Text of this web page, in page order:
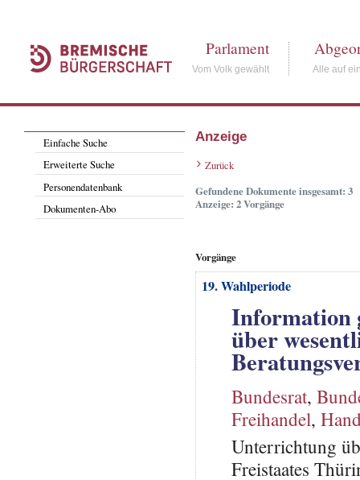
Parlament
Vom Volk gewählt Alle auf
Einfache Suche
Erweiterte Suche
Personendatenbank
Dokumenten-Abo
Anzeige
Zurück
Gefundene Dokumente insgesamt: 3
Anzeige: 2 Vorgänge
Vorgänge
19. Wahlperiode
Information
über
Bundesrat,
Freihandel,
Unterrichtung
Freistaates